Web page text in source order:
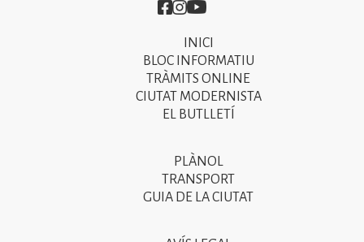
Imatge
Imatge
Imatge
INICI
BLOC INFORMATIU
TRÀMITS ONLINE
CIUTAT MODERNISTA
EL BUTLLETÍ
PLÀNOL
TRANSPORT
GUIA DE LA CIUTAT